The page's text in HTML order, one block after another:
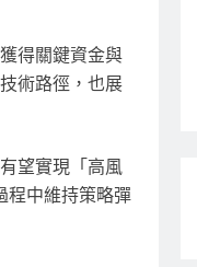
得關鍵資金與
術路徑，也展
望實現「高風
程中維持策略彈